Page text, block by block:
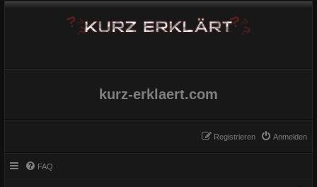
kurz-erklaert.com
Anmelden
Registrieren
FAQ